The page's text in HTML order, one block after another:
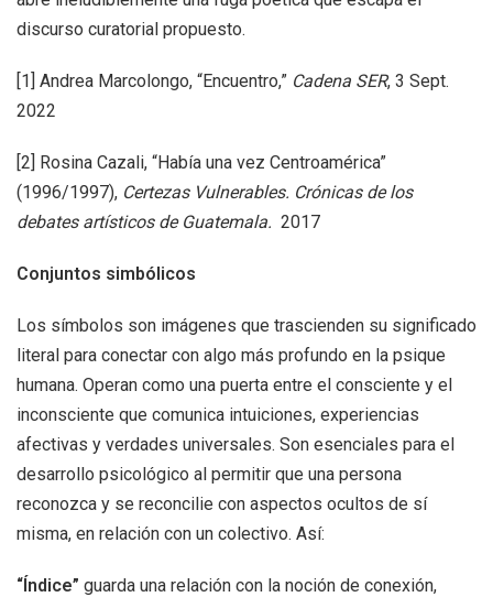
discurso curatorial propuesto.
[1] Andrea Marcolongo, “Encuentro,” Cadena SER, 3 Sept.
2022
[2] Rosina Cazali, “Había una vez Centroamérica”
(1996/1997), Certezas Vulnerables. Crónicas de los
debates artísticos de Guatemala. 2017
Conjuntos simbólicos
Los símbolos son imágenes que trascienden su significado
literal para conectar con algo más profundo en la psique
humana. Operan como una puerta entre el consciente y el
inconsciente que comunica intuiciones, experiencias
afectivas y verdades universales. Son esenciales para el
desarrollo psicológico al permitir que una persona
reconozca y se reconcilie con aspectos ocultos de sí
misma, en relación con un colectivo. Así:
“Índice” guarda una relación con la noción de conexión,